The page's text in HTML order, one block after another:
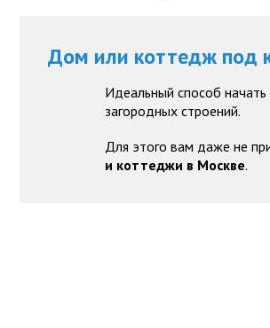
Дом или коттедж под
Идеальный способ
загородных строений.
Для этого вам даже не
и коттеджи в Москве.